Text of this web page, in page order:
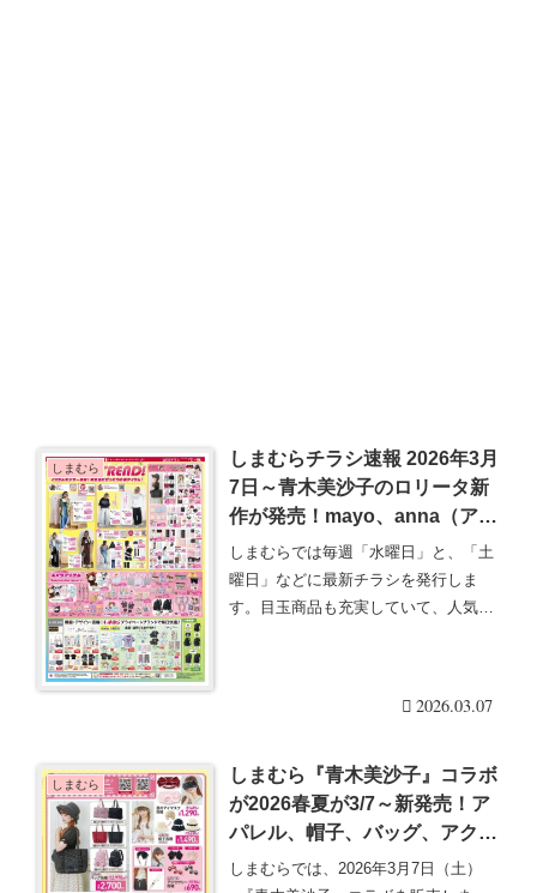
しまむら
しまむらチラシ速報 2026年3月
7日～青木美沙子のロリータ新
作が発売！mayo、anna（アン
ナ）、らむちゃん、サンリオ着
ぐるみアートの雑貨や春のアパ
レルも！沖縄限定の広告も発
しまむらでは毎週「水曜日」と、「土
曜日」などに最新チラシを発行しま
す。目玉商品も充実していて、人気の
2026.03.07
しまむら
しまむら『青木美沙子』コラボ
が2026春夏が3/7～新発売！ア
パレル、帽子、バッグ、アクセ
サリー、雑貨、インテリアグッ
しまむらでは、2026年3月7日（土）